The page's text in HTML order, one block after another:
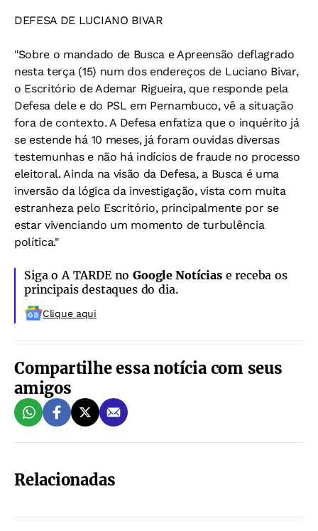
DEFESA DE LUCIANO BIVAR
"Sobre o mandado de Busca e Apreensão deflagrado
nesta terça (15) num dos endereços de Luciano Bivar,
o Escritório de Ademar Rigueira, que responde pela
Defesa dele e do PSL em Pernambuco, vê a situação
fora de contexto. A Defesa enfatiza que o inquérito já
se estende há 10 meses, já foram ouvidas diversas
testemunhas e não há indícios de fraude no processo
eleitoral. Ainda na visão da Defesa, a Busca é uma
inversão da lógica da investigação, vista com muita
estranheza pelo Escritório, principalmente por se
estar vivenciando um momento de turbulência
política."
Siga o A TARDE noGoogle Notíciase receba os
principais destaques do dia.
Clique aqui
Compartilhe essa notícia com seus
amigos
Relacionadas